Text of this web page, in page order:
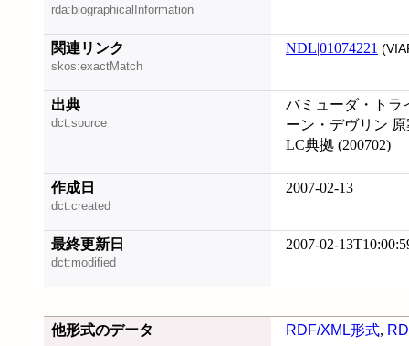
rda:biographicalInformation
関連リンク
skos:exactMatch
NDL|01074221
出典
dct:source
バミューダ・トラ
ーン・デヴリン
LC典拠 (200702)
作成日
dct:created
2007-02-13
最終更新日
dct:modified
2007-02-
他形式のデータ RDF/XML形式,